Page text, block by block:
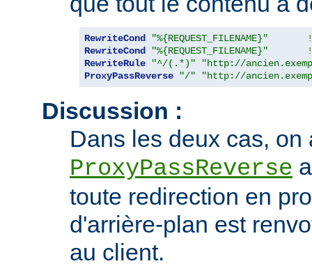
RewriteCond "%{REQUEST_FILENAME}"
RewriteCond
"%{REQUEST_FILENAME}"
RewriteRule
"^/(.*)"
"http://
ProxyPassReverse
"/" "http://
Discussion :
Dans les deux cas,
ProxyPassReverse
toute redirection en
d'arrière-plan est
au client.